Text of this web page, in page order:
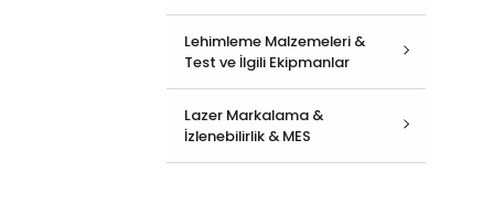
Hepsini İncele
BGA - SMD Rework ve Tamir
Lehimleme Malzemeleri &
Test ve İlgili Ekipmanlar
Hepsini İncele
Lazer Markalama &
İzlenebilirlik & MES